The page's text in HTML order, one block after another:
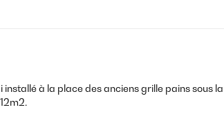
à la place des anciens grille pains